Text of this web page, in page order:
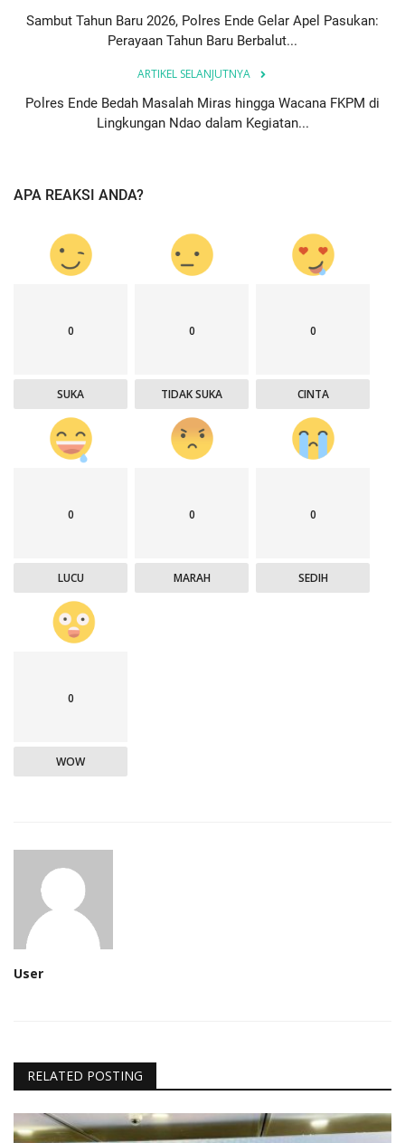
Sambut Tahun Baru 2026, Polres Ende Gelar Apel Pasukan:
Perayaan Tahun Baru Berbalut...
ARTIKEL SELANJUTNYA
Polres Ende Bedah Masalah Miras hingga Wacana FKPM di
Lingkungan Ndao dalam Kegiatan...
APA REAKSI ANDA?
0
SUKA
0
TIDAK SUKA
0
CINTA
0
LUCU
0
MARAH
0
SEDIH
0
WOW
User
RELATED POSTING